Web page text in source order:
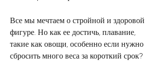
Все мы мечтаем о стройной и здоровой
фигуре. Но как ее достичь, плавание,
такие как овощи, особенно если нужно
сбросить много веса за короткий срок?